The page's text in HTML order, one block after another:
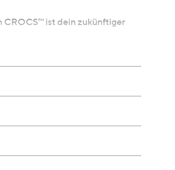
CROCS™ ist dein zukünftiger